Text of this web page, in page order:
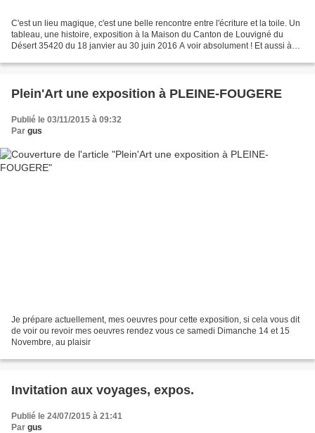
C'est un lieu magique, c'est une belle rencontre entre l'écriture et la toile. Un
tableau, une histoire, exposition à la Maison du Canton de Louvigné du
Désert 35420 du 18 janvier au 30 juin 2016 A voir absolument ! Et aussi à
Plein'Art une exposition à PLEINE-FOUGERE
Publié le 03/11/2015 à 09:32
Par gus
Je prépare actuellement, mes oeuvres pour cette exposition, si cela vous dit
de voir ou revoir mes oeuvres rendez vous ce samedi Dimanche 14 et 15
Novembre, au plaisir
Invitation aux voyages, expos.
Publié le 24/07/2015 à 21:41
Par gus